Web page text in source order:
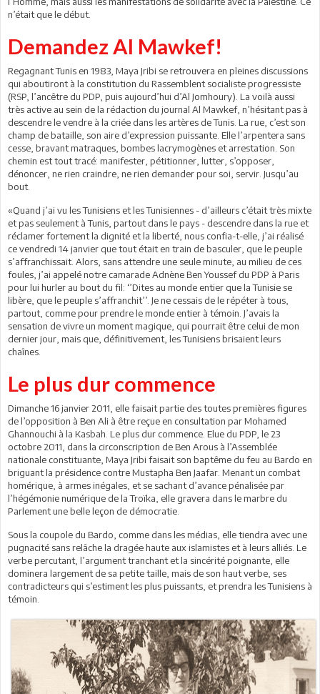
n’était que le début.
Demandez Al Mawkef!
Regagnant Tunis en 1983, Maya Jribi se retrouvera en pleines discussions
qui aboutiront à la constitution du Rassemblent socialiste progressiste
(RSP, l’ancêtre du PDP, puis aujourd’hui d’Al Jomhoury). La voilà aussi
très active au sein de la rédaction du journal Al Mawkef, n’hésitant pas à
descendre le vendre à la criée dans les artères de Tunis. La rue, c’est son
champ de bataille, son aire d’expression puissante. Elle l’arpentera sans
cesse, bravant matraques, bombes lacrymogènes et arrestation. Son
chemin est tout tracé: manifester, pétitionner, lutter, s’opposer,
dénoncer, ne rien craindre, ne rien demander pour soi, servir. Jusqu’au
bout.
«Quand j’ai vu les Tunisiens et les Tunisiennes - d’ailleurs c’était très mixte
et pas seulement à Tunis, partout dans le pays - descendre dans la rue et
réclamer fortement la dignité et la liberté, nous confia-t-elle, j’ai réalisé
ce vendredi 14 janvier que tout était en train de basculer, que le peuple
s’affranchissait. Alors, sans attendre une seule minute, au milieu de ces
foules, j’ai appelé notre camarade Adnène Ben Youssef du PDP à Paris
pour lui hurler au bout du fil: ‘’Dites au monde entier que la Tunisie se
libère, que le peuple s’affranchit’’. Je ne cessais de le répéter à tous,
partout, comme pour prendre le monde entier à témoin. J’avais la
sensation de vivre un moment magique, qui pourrait être celui de mon
dernier jour, mais que, définitivement, les Tunisiens brisaient leurs
chaînes.
Le plus dur commence
Dimanche 16 janvier 2011, elle faisait partie des toutes premières figures
de l’opposition à Ben Ali à être reçue en consultation par Mohamed
Ghannouchi à la Kasbah. Le plus dur commence. Elue du PDP, le 23
octobre 2011, dans la circonscription de Ben Arous à l’Assemblée
nationale constituante, Maya Jribi faisait son baptême du feu au Bardo en
briguant la présidence contre Mustapha Ben Jaafar. Menant un combat
homérique, à armes inégales, et se sachant d’avance pénalisée par
l’hégémonie numérique de la Troïka, elle gravera dans le marbre du
Parlement une belle leçon de démocratie.
Sous la coupole du Bardo, comme dans les médias, elle tiendra avec une
pugnacité sans relâche la dragée haute aux islamistes et à leurs alliés. Le
verbe percutant, l’argument tranchant et la sincérité poignante, elle
dominera largement de sa petite taille, mais de son haut verbe, ses
contradicteurs qui s’estiment les plus puissants, et prendra les Tunisiens à
témoin.